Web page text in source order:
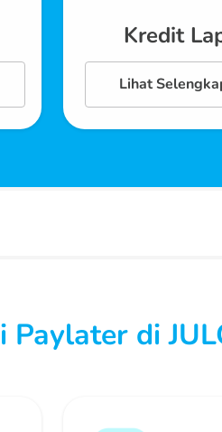
Kredit
Lihat
Paylater di